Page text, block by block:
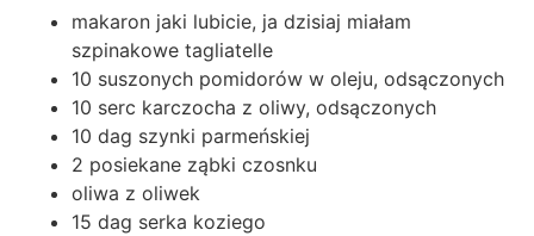
makaron jaki lubicie, ja dzisiaj miałam
szpinakowe tagliatelle
10 suszonych pomidorów w oleju, odsączonych
10 serc karczocha z oliwy, odsączonych
10 dag szynki parmeńskiej
2 posiekane ząbki czosnku
oliwa z oliwek
15 dag serka koziego